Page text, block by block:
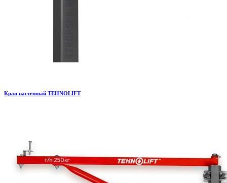
Кран настенный TEHNOLIFT